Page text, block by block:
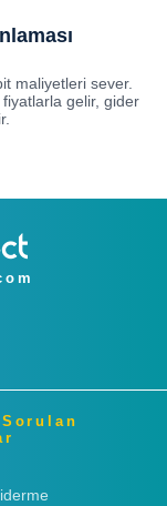
maliyetleri sever.
gelir, gider
Sorulan